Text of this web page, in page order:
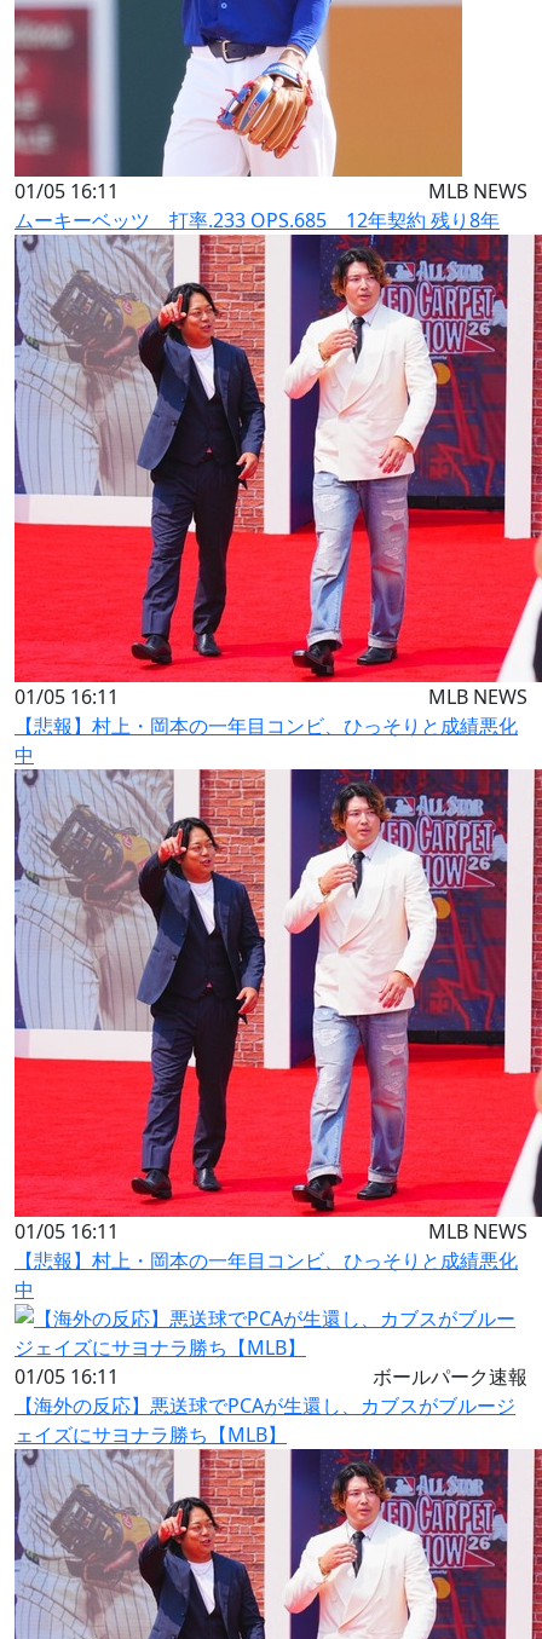
01/05 16:11
MLB NEWS
ムーキーベッツ 打率.233 OPS.685 12年契約 残り8年
01/05 16:11
MLB NEWS
【悲報】村上・岡本の一年目コンビ、ひっそりと成績悪化
中
01/05 16:11
MLB NEWS
【悲報】村上・岡本の一年目コンビ、ひっそりと成績悪化
中
01/05 16:11
ボールパーク速報
【海外の反応】悪送球でPCAが生還し、カブスがブルージ
ェイズにサヨナラ勝ち【MLB】